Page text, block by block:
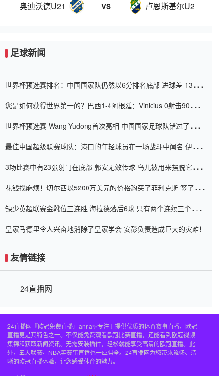
奥迪沃德U21 VS 卢恩斯基尔U21
足球新闻
世界杯预选赛排名：中国国家队仍然以6分排名底部 进球差-13令人
您是如何获得世界第一的？巴西1-4阿根廷：Vinicius 0射击90分钟
世界杯预选赛-Wang Yudong首次亮相 中国国家足球队错过了世界
最佳中国超级联赛球队：港口的年轻球员在一场战斗中闻名 伊万放
3场比赛中有23张射门在底部 郭安无效传球 鸟儿被用来摆脱它
花钱找麻烦！切尔西以5200万美元的价格购买了菲利克斯 签了7年
缺少英超联赛金靴位三连胜 海拉德落后6球 只有两个连续三个连续
皇家马德里令人兴奋地消除了皇家学会 安彭负责造成巨大的灾难！
友情链接
24直播网
24直播网『欧冠免费直播』anna✨专注于提供优质的体育赛事直播，欧冠
直播更是其特色之一。不仅能免费观看欧冠比赛直播，还能看到欧冠视频
集锦和获取新闻资讯。无需安装插件，轻松就能享受高清的欧冠直播。此
外，五大联赛、NBA等赛事直播也一应俱全。24直播网为您带来流畅、清
晰的欧冠直播体验，让您感受体育的魅力。